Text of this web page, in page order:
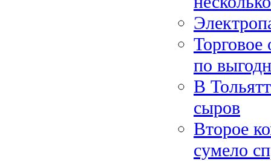
Торговое
по
В
сыров
Второе
сумело